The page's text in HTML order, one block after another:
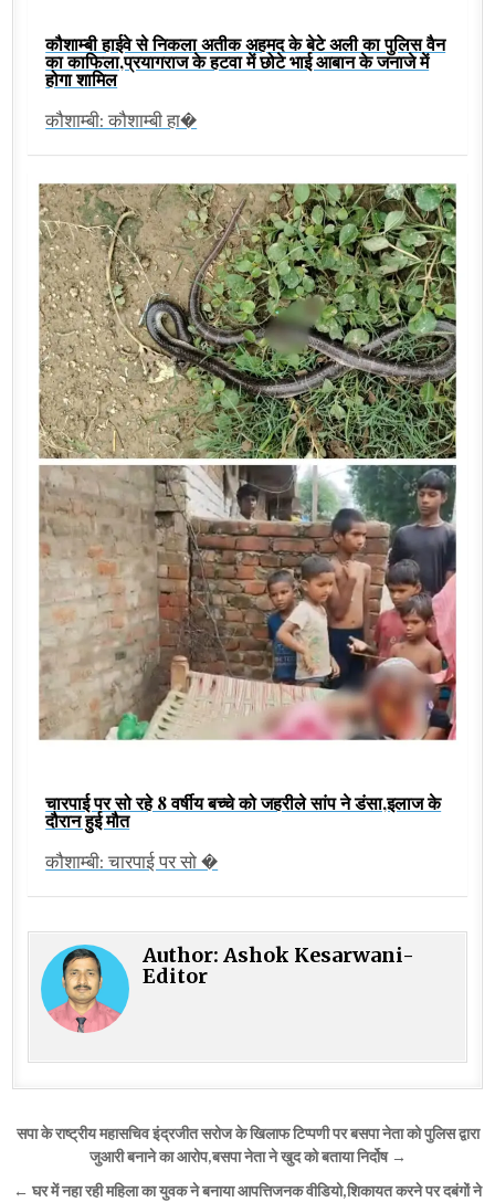
कौशाम्बी हाईवे से निकला अतीक अहमद के बेटे अली का पुलिस वैन
का काफिला,प्रयागराज के हटवा में छोटे भाई आबान के जनाजे में
होगा शामिल
कौशाम्बी: कौशाम्बी हा�
चारपाई पर सो रहे 8 वर्षीय बच्चे को जहरीले सांप ने डंसा,इलाज के
दौरान हुई मौत
कौशाम्बी: चारपाई पर सो �
Author:Ashok Kesarwani-
Editor
Post
navigation
सपा के राष्ट्रीय महासचिव इंद्रजीत सरोज के खिलाफ टिप्पणी पर बसपा नेता को पुलिस द्वारा
जुआरी बनाने का आरोप,बसपा नेता ने खुद को बताया निर्दोष →
← घर में नहा रही महिला का युवक ने बनाया आपत्तिजनक वीडियो,शिकायत करने पर दबंगों ने